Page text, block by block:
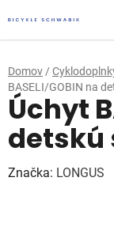
na
obsah
Domov /
BASELI/GOBIN na
Úchyt
detskú
Značka: LONGUS